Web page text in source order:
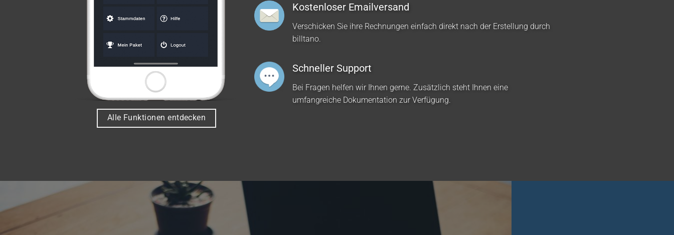
Alle Funktionen entdecken
Kostenloser Emailversand
Verschicken Sie ihre Rechnungen einfach direkt nach der Erstellung durch
billtano.
Schneller Support
Bei Fragen helfen wir Ihnen gerne. Zusätzlich steht Ihnen eine
umfangreiche Dokumentation zur Verfügung.